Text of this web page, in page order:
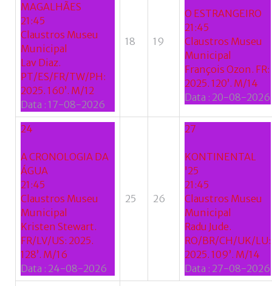
MAGALHÃES
21:45
Claustros Museu
Municipal
Lav Diaz.
PT/ES/FR/TW/PH:
2025. 160’. M/12
Data : 17-08-2026
18 19
O ESTRANGEIRO
21:45
Claustros Museu
Municipal
François Ozon. FR:
2025. 120’. M/14
Data : 20-08-2026
24
A CRONOLOGIA DA
ÁGUA
21:45
Claustros Museu
Municipal
Kristen Stewart.
FR/LV/US: 2025.
128’. M/16
Data : 24-08-2026
25 26
27
KONTINENTAL
'25
21:45
Claustros Museu
Municipal
Radu Jude.
RO/BR/CH/UK/LU:
2025. 109’. M/14
Data : 27-08-2026